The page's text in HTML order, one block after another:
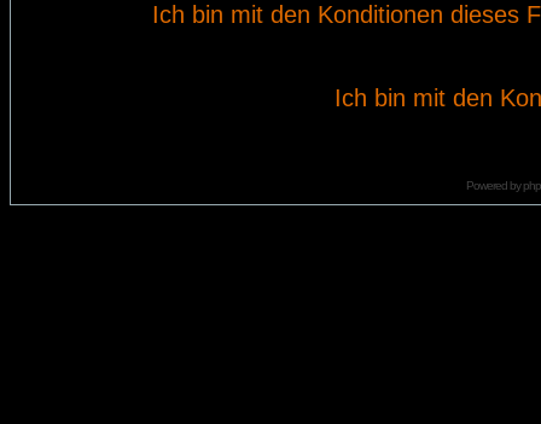
Ich bin mit den Konditionen dieses
Ich bin mit den
Powered by